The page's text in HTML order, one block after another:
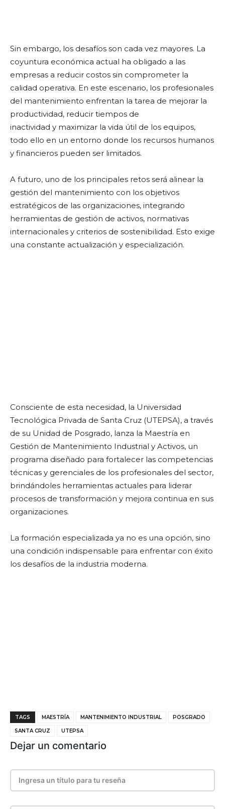
Sin embargo, los desafíos son cada vez mayores. La
coyuntura económica actual ha obligado a las
empresas a reducir costos sin comprometer la
calidad operativa. En este escenario, los profesionales
del mantenimiento enfrentan la tarea de mejorar la
productividad, reducir tiempos de
inactividad y maximizar la vida útil de los equipos,
todo ello en un entorno donde los recursos humanos
y financieros pueden ser limitados.
A futuro, uno de los principales retos será alinear la
gestión del mantenimiento con los objetivos
estratégicos de las organizaciones, integrando
herramientas de gestión de activos, normativas
internacionales y criterios de sostenibilidad. Esto exige
una constante actualización y especialización.
Consciente de esta necesidad, la Universidad
Tecnológica Privada de Santa Cruz (UTEPSA), a través
de su Unidad de Posgrado, lanza la Maestría en
Gestión de Mantenimiento Industrial y Activos, un
programa diseñado para fortalecer las competencias
técnicas y gerenciales de los profesionales del sector,
brindándoles herramientas actuales para liderar
procesos de transformación y mejora continua en sus
organizaciones.
La formación especializada ya no es una opción, sino
una condición indispensable para enfrentar con éxito
los desafíos de la industria moderna.
TAGS MAESTRÍA MANTENIMIENTO INDUSTRIAL POSGRADO
SANTA CRUZ UTEPSA
Dejar un comentario